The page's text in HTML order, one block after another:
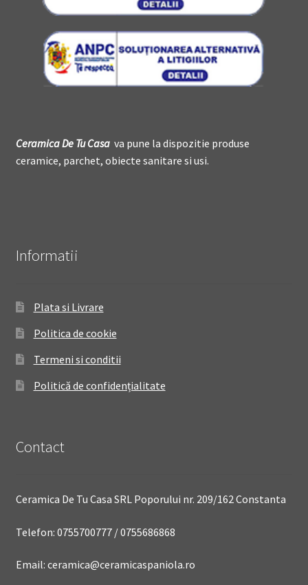
Ceramica DeTu Casava pune la dispozitie produse
ceramice, parchet, obiecte sanitare si usi.
Informatii
Plata si Livrare
Politica de cookie
Termeni si conditii
Politică de confidențialitate
Contact
Ceramica De Tu Casa SRL Poporului nr. 209/162 Constanta
Telefon: 0755700777 / 0755686868
Email: ceramica@ceramicaspaniola.ro